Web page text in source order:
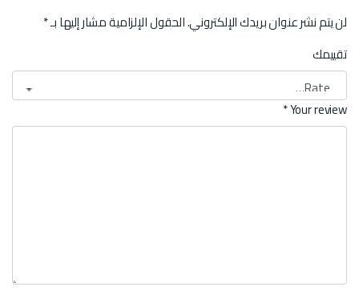
لن يتم نشر عنوان بريدك الإلكتروني.الحقول الإلزامية مشار إليها بـ*
تقييمك
Your review
*